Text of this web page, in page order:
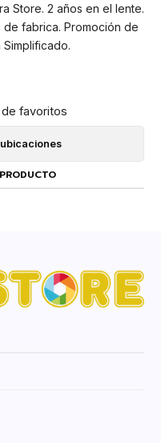
Store. 2 años en el lente.
fabrica. Promoción de
favoritos